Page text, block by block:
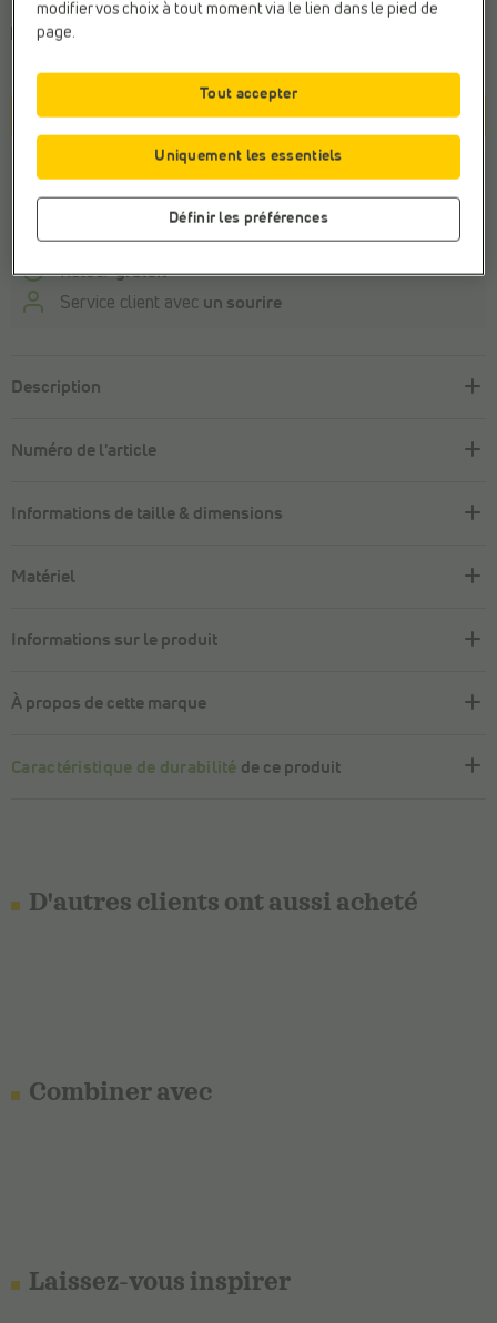
Choisissez une pointure pour connaître
Panier
Payer en ligne en toute sécurité
Retourgratuit
Service client avec un sourire
Description
Numéro de l'article
Informations de taille & dimensions
Matériel
Informations sur le produit
À propos de cette marque
Caractéristique de durabilité de ce produit
D'autres clients ont aussi acheté
Combiner avec
Laissez-vous inspirer
modifier vos choix à tout moment via le lien dans le pied de
page.
Définir les préférences
Uniquement les essentiels
Tout accepter